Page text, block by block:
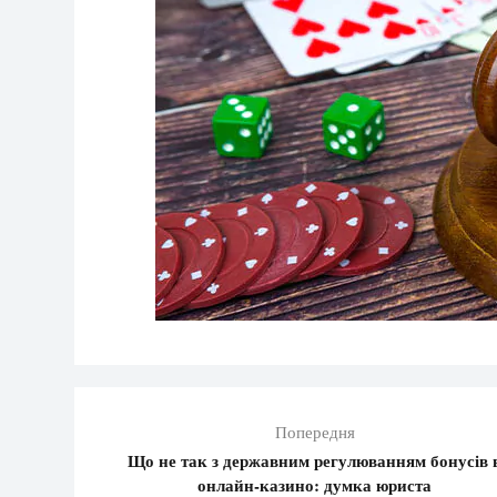
Попередня
Що не так з державним регулюванням бонусів
онлайн-казино: думка юриста